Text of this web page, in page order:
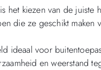
kiezen van de juiste
die ze geschikt maken
ideaal voor
en weerstand